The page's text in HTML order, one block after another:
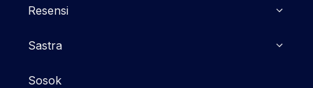
Resensi
Sastra
Sosok